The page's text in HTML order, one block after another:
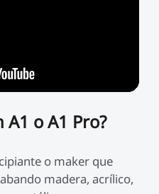
A1 o A1 Pro?
o maker que
madera, acrílico,